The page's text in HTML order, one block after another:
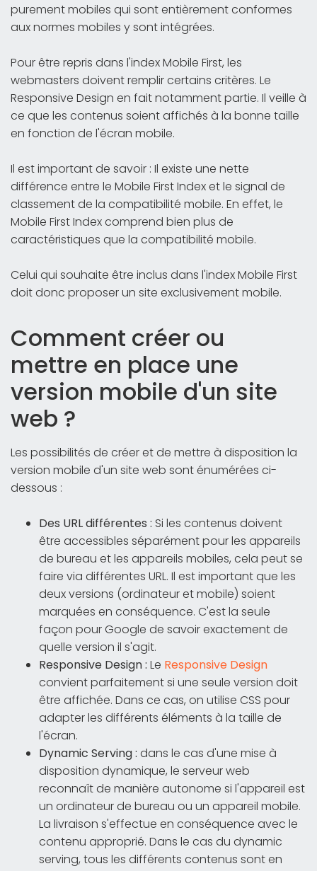
purement mobiles qui sont entièrement conformes
aux normes mobiles y sont intégrées.
Pour être repris dans l'index Mobile First, les
webmasters doivent remplir certains critères. Le
Responsive Design en fait notamment partie. Il veille à
ce que les contenus soient affichés à la bonne taille
en fonction de l'écran mobile.
Il est important de savoir : Il existe une nette
différence entre le Mobile First Index et le signal de
classement de la compatibilité mobile. En effet, le
Mobile First Index comprend bien plus de
caractéristiques que la compatibilité mobile.
Celui qui souhaite être inclus dans l'index Mobile First
doit donc proposer un site exclusivement mobile.
Comment créer ou
mettre en place une
version mobile d'un site
web ?
Les possibilités de créer et de mettre à disposition la
version mobile d'un site web sont énumérées ci-
dessous :
Des URL différentes : Si les contenus doivent
être accessibles séparément pour les appareils
de bureau et les appareils mobiles, cela peut se
faire via différentes URL. Il est important que les
deux versions (ordinateur et mobile) soient
marquées en conséquence. C'est la seule
façon pour Google de savoir exactement de
quelle version il s'agit.
Responsive Design : Le Responsive Design
convient parfaitement si une seule version doit
être affichée. Dans ce cas, on utilise CSS pour
adapter les différents éléments à la taille de
l'écran.
Dynamic Serving : dans le cas d'une mise à
disposition dynamique, le serveur web
reconnaît de manière autonome si l'appareil est
un ordinateur de bureau ou un appareil mobile.
La livraison s'effectue en conséquence avec le
contenu approprié. Dans le cas du dynamic
serving, tous les différents contenus sont en